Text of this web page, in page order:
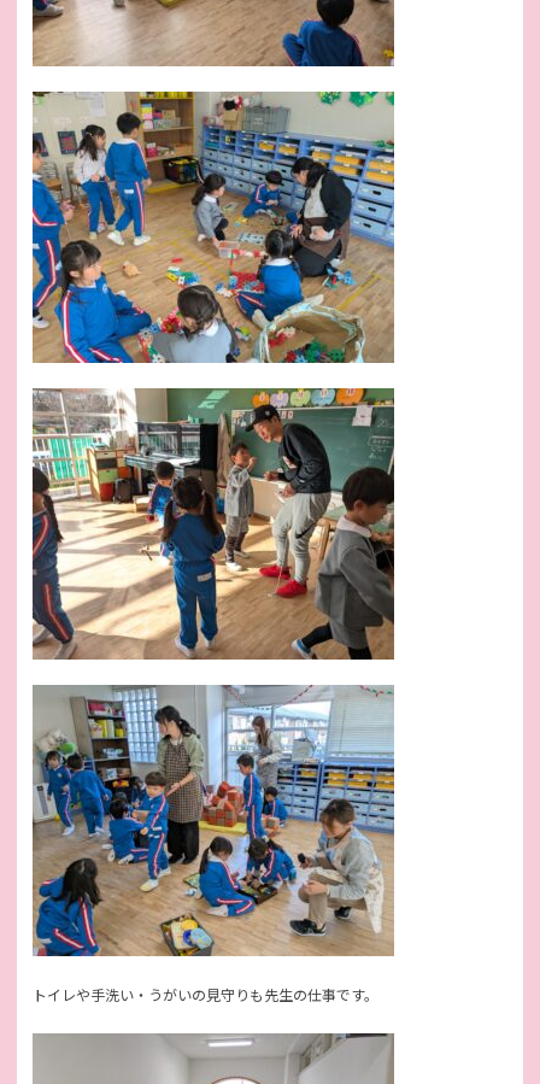
トイレや手洗い・うがいの見守りも先生の仕事です。